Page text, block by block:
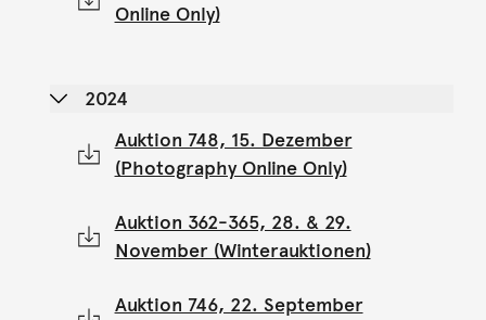
Online Only)
2024
Auktion 748, 15. Dezember
(Photography Online Only)
Auktion 362-365, 28. & 29.
November (Winterauktionen)
Auktion 746, 22. September